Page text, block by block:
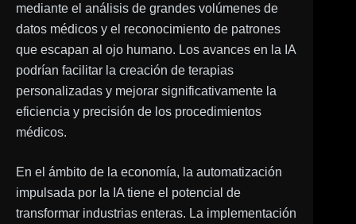
mediante el análisis de grandes volúmenes de
datos médicos y el reconocimiento de patrones
que escapan al ojo humano. Los avances en la IA
podrían facilitar la creación de terapias
personalizadas y mejorar significativamente la
eficiencia y precisión de los procedimientos
médicos.
En el ámbito de la economía, la automatización
impulsada por la IA tiene el potencial de
transformar industrias enteras. La implementación